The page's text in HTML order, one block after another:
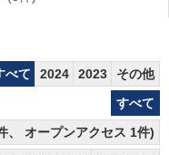
べて 2024 2023
その他
すべて
、 オープンアクセス 1件)